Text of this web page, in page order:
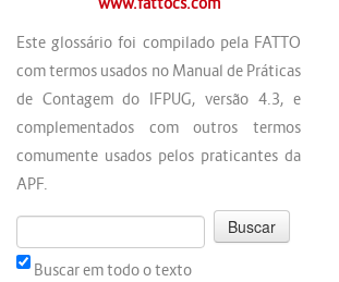
Este glossário foi compilado pela FATTO
com termos usados no Manual de Práticas
de Contagem do IFPUG, versão 4.3, e
complementados com outros termos
comumente usados pelos praticantes da
APF.
Buscar em todo o texto